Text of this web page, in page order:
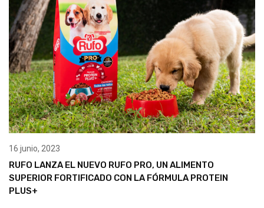
16 junio, 2023
RUFO LANZA EL NUEVO RUFO PRO, UN ALIMENTO
SUPERIOR FORTIFICADO CON LA FÓRMULA PROTEIN
PLUS+